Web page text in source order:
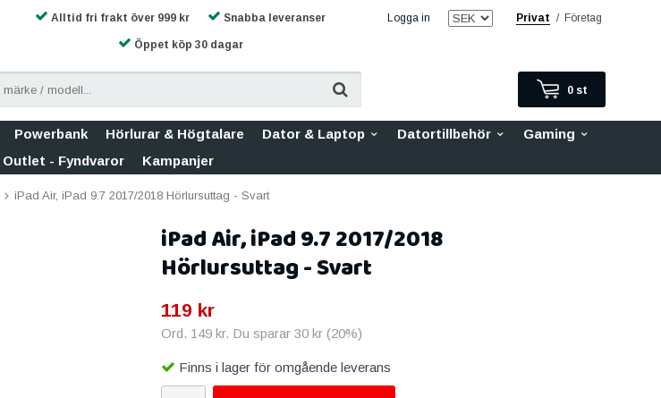
Logga in Privat / Företag
Alltid fri frakt över 999 kr Snabba leveranser
Öppet köp 30 dagar
0 st
Powerbank Hörlurar & Högtalare Dator & Laptop Datortillbehör
Gaming
Outlet - Fyndvaror Kampanjer
iPad Air, iPad 9.7 2017/2018 Hörlursuttag - Svart
iPad Air, iPad 9.7 2017/2018
Hörlursuttag - Svart
119 kr
Ord. 149 kr. Du sparar 30 kr(20%)
Finns i lager för omgående leverans